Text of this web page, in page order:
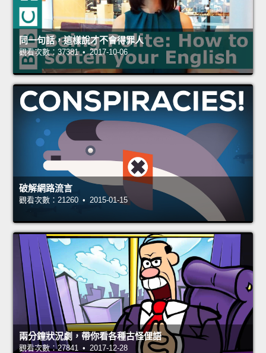
同一句話，這樣說才不會得罪人
觀看次數：37381 • 2017-10-06
破解網路流言
觀看次數：21260 • 2015-01-15
兩分鐘狀況劇，帶你看各種古怪俚語
觀看次數：27841 • 2017-12-28